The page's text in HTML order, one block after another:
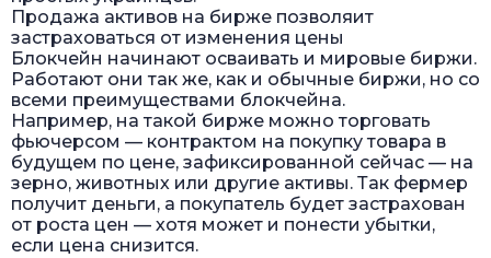
Продажа активов на бирже позволяит
застраховаться от изменения цены
Блокчейн начинают осваивать и мировые биржи.
Работают они так же, как и обычные биржи, но со
всеми преимуществами блокчейна.
Например, на такой бирже можно торговать
фьючерсом — контрактом на покупку товара в
будущем по цене, зафиксированной сейчас — на
зерно, животных или другие активы. Так фермер
получит деньги, а покупатель будет застрахован
от роста цен — хотя может и понести убытки,
если цена снизится.